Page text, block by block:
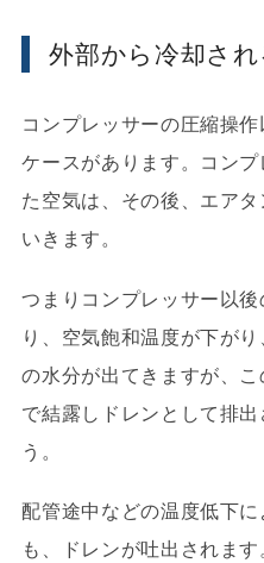
外部から冷却され
コンプレッサーの圧縮操
ケースがあります。コン
た空気は、その後、エア
いきます。
つまりコンプレッサー以
り、空気飽和温度が下が
の水分が出てきますが、
で結露しドレンとして排
う。
配管途中などの温度低下
も、ドレンが吐出されます